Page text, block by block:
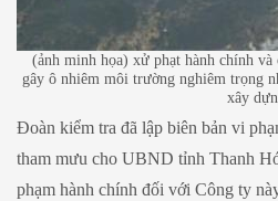
(ảnh minh họa) xử phạt hành chính
gây ô nhiêm môi trường nghiêm trọng
xây
Đoàn kiểm tra đã lập biên bản vi
tham mưu cho UBND tỉnh Thanh
phạm hành chính đối với Công ty